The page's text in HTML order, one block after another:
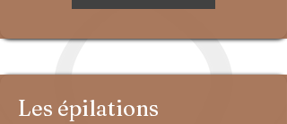
Les épilations